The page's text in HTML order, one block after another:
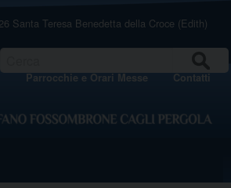
Santa Teresa Benedetta della Croce (Edith)
Parrocchie e Orari Messe Contatti